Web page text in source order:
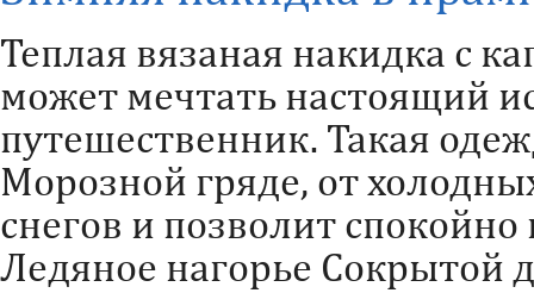
Теплая вязаная накидка с
может мечтать настоящий
путешественник. Такая
Морозной гряде, от
снегов и позволит
Ледяное нагорье Сокрытой